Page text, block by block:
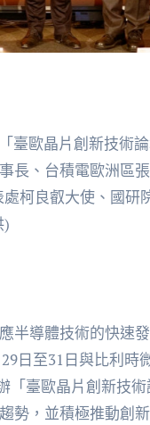
歐晶片創新技術
長、台積電歐洲區
柯良叡大使、國研
)
半導體技術的快速
日至31日與比利時
臺歐晶片創新技
勢，並積極推動創新